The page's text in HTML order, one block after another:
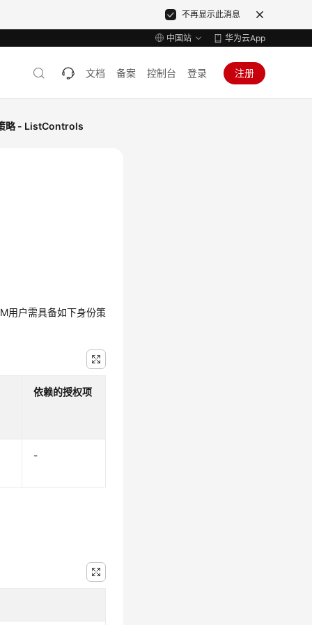
不再显示此消息
中国站 华为云App
文档 备案 控制台 登录 注册
略 - ListControls
用户需具备如下身份策
依赖的授权项
-